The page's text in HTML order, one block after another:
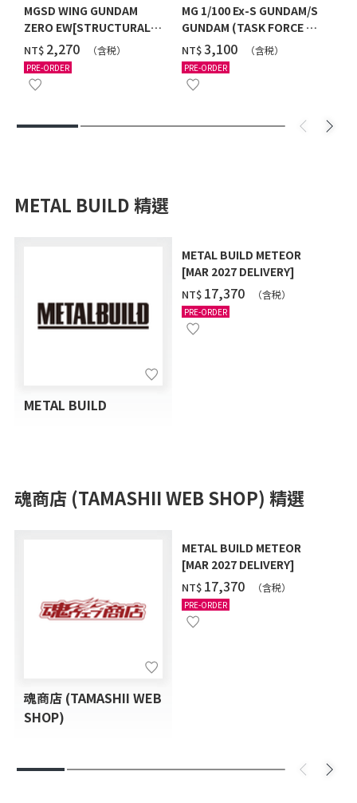
MGSD WING GUNDAM
ZERO EW[STRUCTURAL
COATING/BLACK] [2026年
12月發送]
NT$ ‌2,270 （含税）
PRE-ORDER
MG 1/100 Ex-S GUNDAM/S
GUNDAM (TASK FORCE α
Ver.) [2026年10月發送]
NT$‌3,100 （含税）
PRE-ORDER
METAL BUILD 精選
METAL BUILD
METAL BUILD METEOR
[MAR 2027 DELIVERY]
NT$ ‌17,370 （含税）
PRE-ORDER
魂商店 (TAMASHII WEB SHOP) 精選
魂商店 (TAMASHII WEB
SHOP)
METAL BUILD METEOR
[MAR 2027 DELIVERY]
NT$ ‌17,370 （含税）
PRE-ORDER